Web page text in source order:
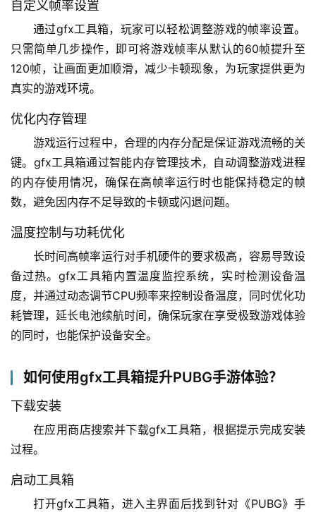
自定义帧率设置
通过gfx工具箱，玩家可以轻松调整游戏的帧率设置。
只需简单几步操作，即可将游戏帧率从默认的60帧提升至
120帧，让画面更加顺滑，减少卡顿现象，为玩家提供更为
真实的游戏环境。
优化内存管理
游戏运行过程中，合理的内存分配是保证游戏流畅的关
键。gfx工具箱通过智能内存管理技术，自动调整游戏进程
的内存使用情况，确保在高帧率运行时也能保持稳定的帧
数，避免因内存不足导致的卡顿或闪退问题。
温度控制与功耗优化
长时间高帧率运行对手机硬件的要求极高，容易导致设
备过热。gfx工具箱内置温度监控系统，实时检测设备温
度，并通过动态调节CPU频率来控制设备温度，同时优化功
耗管理，延长电池续航时间，确保玩家在享受极致游戏体验
的同时，也能保护设备安全。
如何使用gfx工具箱提升PUBG手游体验？
下载安装
在应用商店搜索并下载gfx工具箱，根据提示完成安装
过程。
启动工具箱
打开gfx工具箱，进入主界面后找到针对《PUBG》手